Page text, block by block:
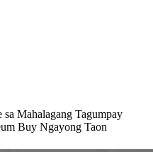
Mahalagang Tagumpay
Buy Ngayong Taon